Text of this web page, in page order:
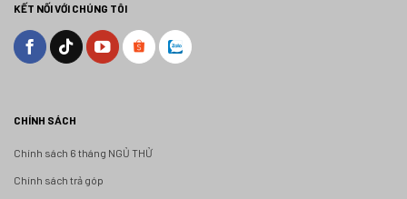
KẾT NỐI VỚI CHÚNG TÔI
CHÍNH SÁCH
Chính sách 6 tháng NGỦ THỬ
Chính sách trả góp